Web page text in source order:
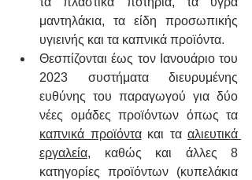
μαντηλάκια, τα είδη προσωπικής
υγιεινής και τα καπνικά προϊόντα.
Θεσπίζονται έως τον Ιανουάριο του
2023 συστήματα διευρυμένης
ευθύνης του παραγωγού για δύο
καπνικά προϊόντα και τα αλιευτικά
εργαλεία, καθώς και άλλες 8
κατηγορίες προϊόντων (κυπελάκια